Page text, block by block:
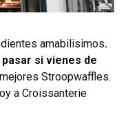
amabilisimos.
si vienes de
Stroopwaffles.
a Croissanterie